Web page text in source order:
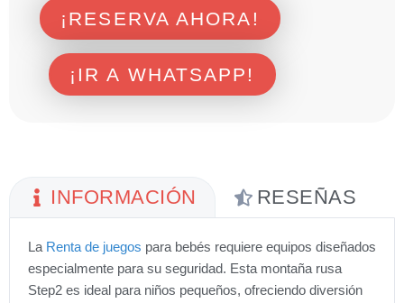
¡RESERVA AHORA!
¡IR A WHATSAPP!
INFORMACIÓN RESEÑAS
La Renta de juegos para bebés requiere equipos diseñados
especialmente para su seguridad. Esta montaña rusa
Step2 es ideal para niños pequeños, ofreciendo diversión